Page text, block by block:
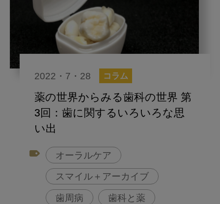
2022・7・28 コラム
薬の世界からみる歯科の世界 第
3回：歯に関するいろいろな思
い出
オーラルケア
スマイル＋アーカイブ
歯周病 歯科と薬